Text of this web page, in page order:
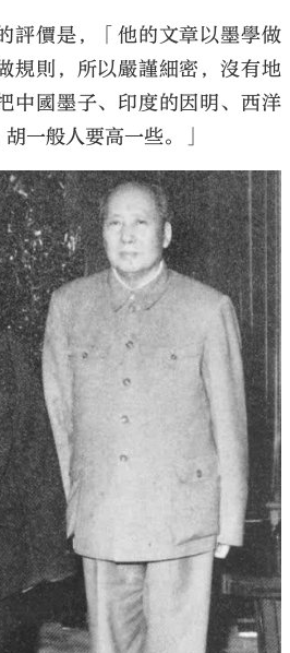
評價是，「他的文章以墨學做
規則，所以嚴謹細密，沒有地
中國墨子、印度的因明、西洋
一般人要高一些。」